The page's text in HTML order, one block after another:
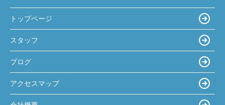
トップページ
スタッフ
ブログ
アクセスマップ